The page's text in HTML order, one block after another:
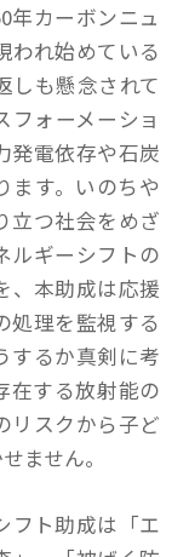
年カーボンニュ
われ始めている
しも懸念されて
フォーメーショ
発電依存や石炭
ます。いのちや
立つ社会をめざ
ルギーシフトの
、本助成は応援
処理を監視する
するか真剣に考
在する放射能の
リスクから子ど
ません。
フト助成は「エ